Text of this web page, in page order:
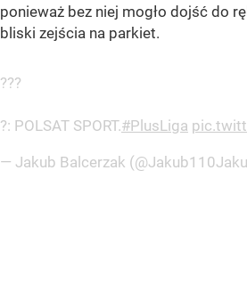
ponieważ bez niej mogło dojść do
bliski zejścia na parkiet.
???
?: POLSAT SPORT.#PlusLiga
— Jakub Balcerzak